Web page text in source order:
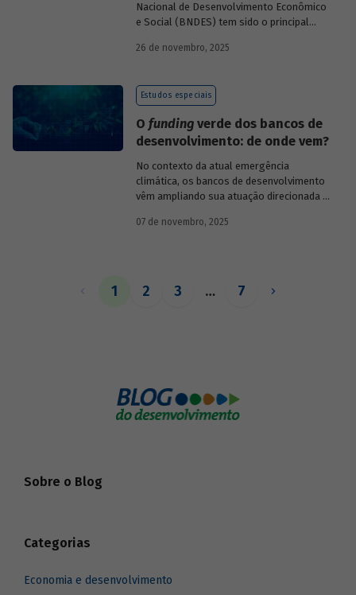
Nacional de Desenvolvimento Econômico
e Social (BNDES) tem sido o principal
brasileiro, ocupando um espaço central
momentos de crise, como as de 2008 e
da Covid-19, e no combate à emergência
entanto, são necessárias sólidas fontes
de recursos.
26 de novembro, 2025
Estudos especiais
O fundingverde dos bancos de
desenvolvimento: de onde vem?
No contexto da atual emergência
climática, os bancos de desenvolvimento
vêm ampliando sua atuação direcionada à
e, consequentemente, buscado novas
bancos de desenvolvimento, comparando
07 de novembro, 2025
1 2 3 … 7
Sobre o Blog
Categorias
Economia e desenvolvimento